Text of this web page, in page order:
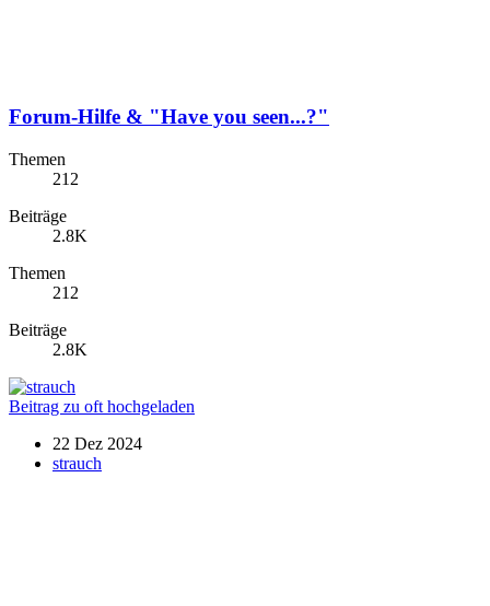
Forum-Hilfe & "Have you seen...?"
Themen
212
Beiträge
2.8K
Themen
212
Beiträge
2.8K
Beitrag zu oft hochgeladen
22 Dez 2024
strauch